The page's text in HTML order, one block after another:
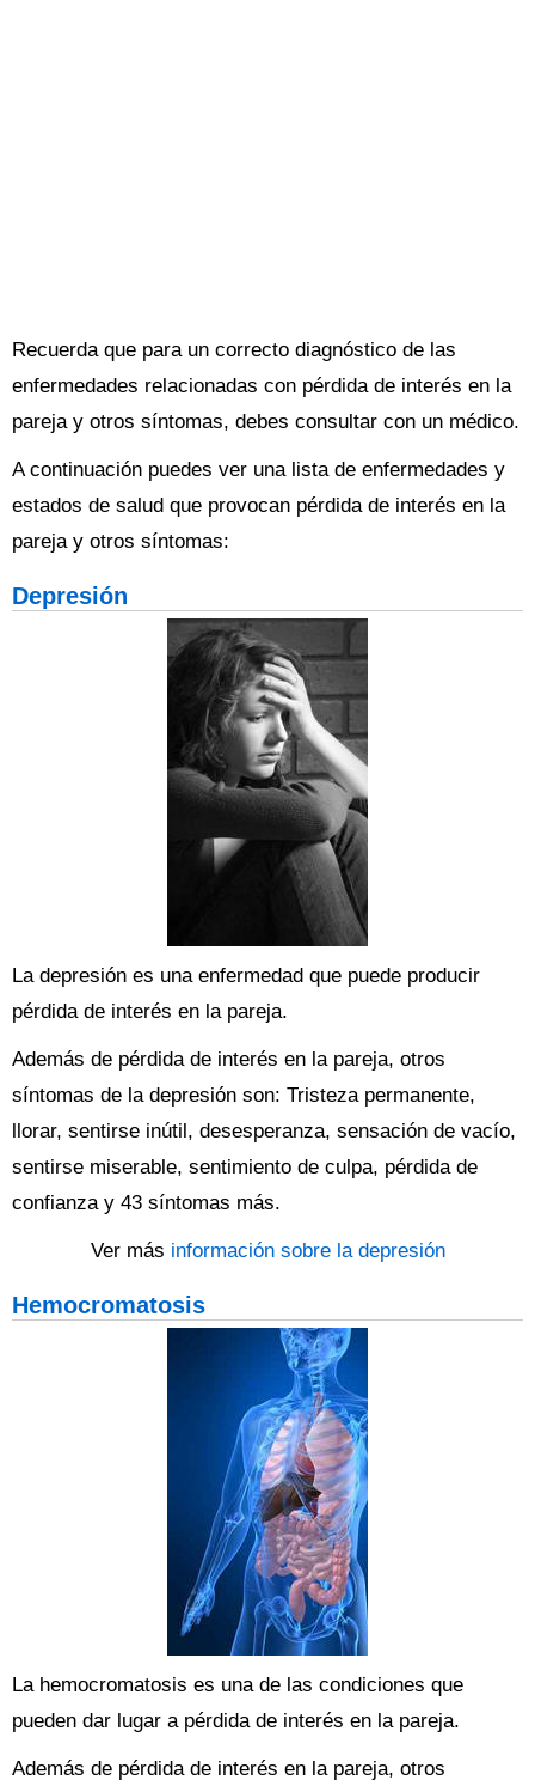
Recuerda que para un correcto diagnóstico de las
enfermedades relacionadas con pérdida de interés en la
pareja y otros síntomas, debes consultar con un médico.
A continuación puedes ver una lista de enfermedades y
estados de salud que provocan pérdida de interés en la
pareja y otros síntomas:
Depresión
La depresión es una enfermedad que puede producir
pérdida de interés en la pareja.
Además de pérdida de interés en la pareja, otros
síntomas de la depresión son: Tristeza permanente,
llorar, sentirse inútil, desesperanza, sensación de vacío,
sentirse miserable, sentimiento de culpa, pérdida de
confianza y 43 síntomas más.
Ver más información sobre la depresión
Hemocromatosis
La hemocromatosis es una de las condiciones que
pueden dar lugar a pérdida de interés en la pareja.
Además de pérdida de interés en la pareja, otros